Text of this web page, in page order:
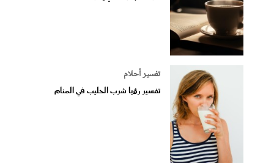
تفسير أحلام
تفسير رؤيا شرب الحليب في المنام